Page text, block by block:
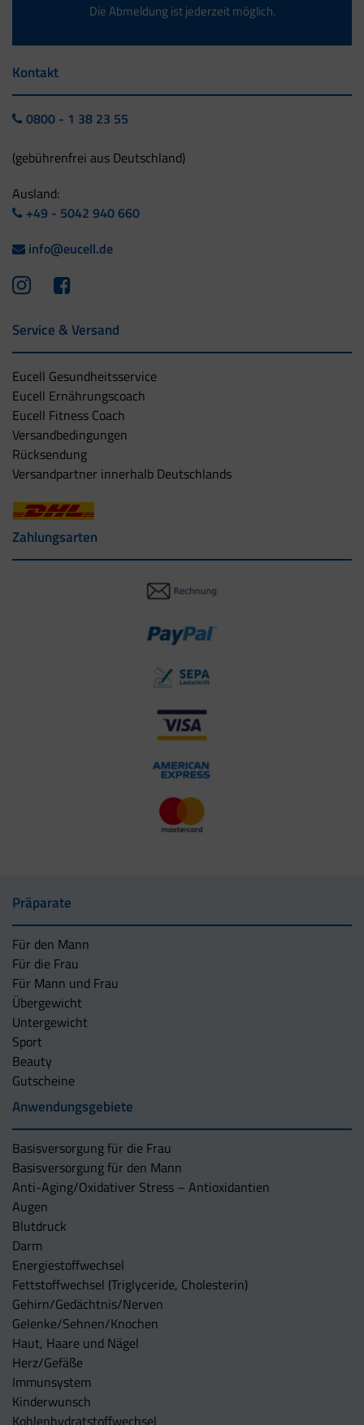
Die Abmeldung ist jederzeit möglich.
Kontakt
0800 - 1 38 23 55
(gebührenfrei aus Deutschland)
Ausland:
+49 - 5042 940 660
info@eucell.de
Service & Versand
Eucell Gesundheitsservice
Eucell Ernährungscoach
Eucell Fitness Coach
Versandbedingungen
Rücksendung
Versandpartner innerhalb Deutschlands
Zahlungsarten
Präparate
Für den Mann
Für die Frau
Für Mann und Frau
Übergewicht
Untergewicht
Sport
Beauty
Gutscheine
Anwendungsgebiete
Basisversorgung für die Frau
Basisversorgung für den Mann
Anti-Aging/Oxidativer Stress – Antioxidantien
Augen
Blutdruck
Darm
Energiestoffwechsel
Fettstoffwechsel (Triglyceride, Cholesterin)
Gehirn/Gedächtnis/Nerven
Gelenke/Sehnen/Knochen
Haut, Haare und Nägel
Herz/Gefäße
Immunsystem
Kinderwunsch